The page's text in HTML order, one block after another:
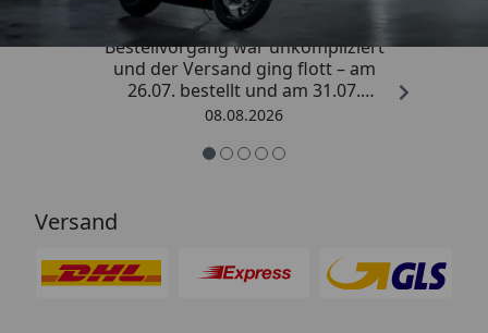
„Sehr zufriedener Kauf! Der
Bestellvorgang war unkompliziert
und der Versand ging flott – am
26.07. bestellt und am 31.07.
geliefert. Die Abdeckplane
Beschreibung und schützt
08.08.2026
Versand